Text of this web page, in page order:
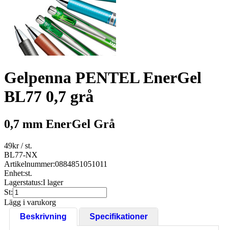
Gelpenna PENTEL EnerGel
BL77 0,7 grå
0,7 mm EnerGel Grå
49kr/ st.
BL77-NX
Artikelnummer:0884851051011
Enhet:st.
Lagerstatus:I lager
St:
Lägg i varukorg
Beskrivning
Specifikationer